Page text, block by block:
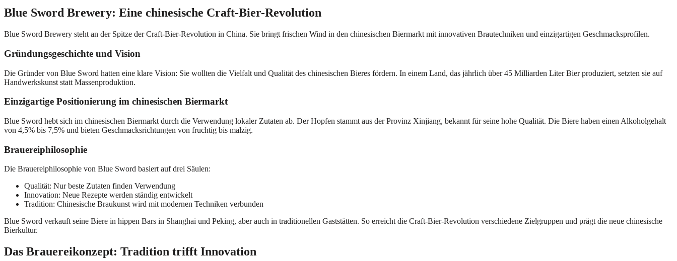
Blue Sword Brewery: Eine chinesische Craft-Bier-Revolution
Blue Sword Brewery steht an der Spitze der Craft-Bier-Revolution in China. Sie bringt frischen Wind in den chinesischen Biermarkt mit innovativen Brautechniken und einzigartigen Geschmacksprofilen.
Gründungsgeschichte und Vision
Die Gründer von Blue Sword hatten eine klare Vision: Sie wollten die Vielfalt und Qualität des chinesischen Bieres fördern. In einem Land, das jährlich über 45 Milliarden Liter Bier produziert, setzten sie auf
Handwerkskunst statt Massenproduktion.
Einzigartige Positionierung im chinesischen Biermarkt
Blue Sword hebt sich im chinesischen Biermarkt durch die Verwendung lokaler Zutaten ab. Der Hopfen stammt aus der Provinz Xinjiang, bekannt für seine hohe Qualität. Die Biere haben einen Alkoholgehalt
von 4,5% bis 7,5% und bieten Geschmacksrichtungen von fruchtig bis malzig.
Brauereiphilosophie
Die Brauereiphilosophie von Blue Sword basiert auf drei Säulen:
Qualität: Nur beste Zutaten finden Verwendung
Innovation: Neue Rezepte werden ständig entwickelt
Tradition: Chinesische Braukunst wird mit modernen Techniken verbunden
Blue Sword verkauft seine Biere in hippen Bars in Shanghai und Peking, aber auch in traditionellen Gaststätten. So erreicht die Craft-Bier-Revolution verschiedene Zielgruppen und prägt die neue chinesische
Bierkultur.
Das Brauereikonzept: Tradition trifft Innovation